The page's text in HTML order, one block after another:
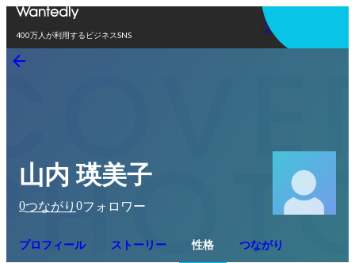
400万人が利用するビジネスSNS
アプリを使う
山内 瑛美子
0つながり 0フォロワー
プロフィール ストーリー 性格 つながり